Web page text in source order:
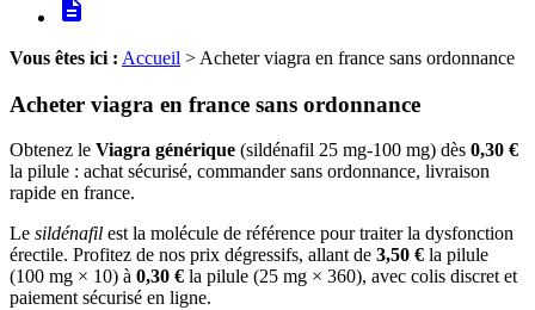
description
Vous êtes ici : Accueil > Acheter viagra en france sans ordonnance
Acheter viagra en france sans ordonnance
Obtenez le Viagra générique (sildénafil 25 mg-100 mg) dès 0,30 €
la pilule : achat sécurisé, commander sans ordonnance, livraison
rapide en france.
Le sildénafil est la molécule de référence pour traiter la dysfonction
érectile. Profitez de nos prix dégressifs, allant de 3,50 € la pilule
(100 mg × 10) à 0,30 € la pilule (25 mg × 360), avec colis discret et
paiement sécurisé en ligne.